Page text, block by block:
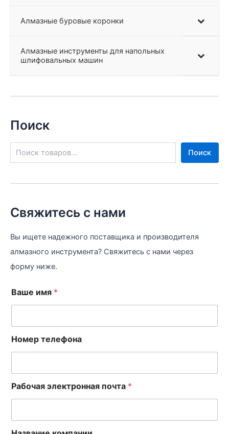
Алмазные буровые коронки
Алмазные инструменты для напольных
шлифовальных машин
Поиск
Поиск
Свяжитесь с нами
Вы ищете надежного поставщика и производителя
алмазного инструмента? Свяжитесь с нами через
форму ниже.
Ваше имя *
Номер телефона
Рабочая электронная почта *